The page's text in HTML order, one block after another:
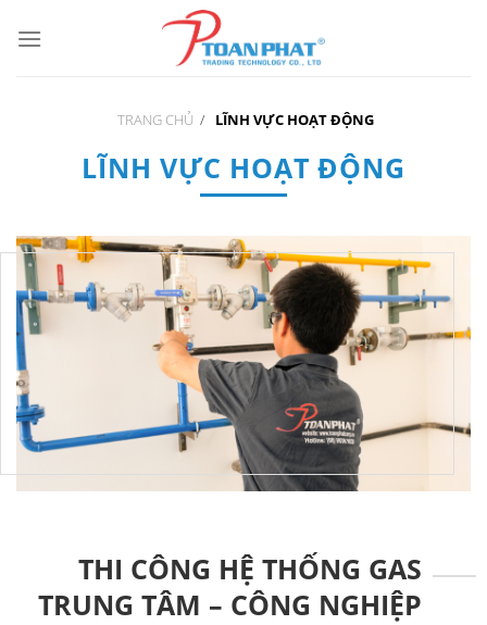
TRANG CHỦ / LĨNH VỰC HOẠT ĐỘNG
LĨNH VỰC HOẠT ĐỘNG
THI CÔNG HỆ THỐNG GAS
TRUNG TÂM – CÔNG NGHIỆP